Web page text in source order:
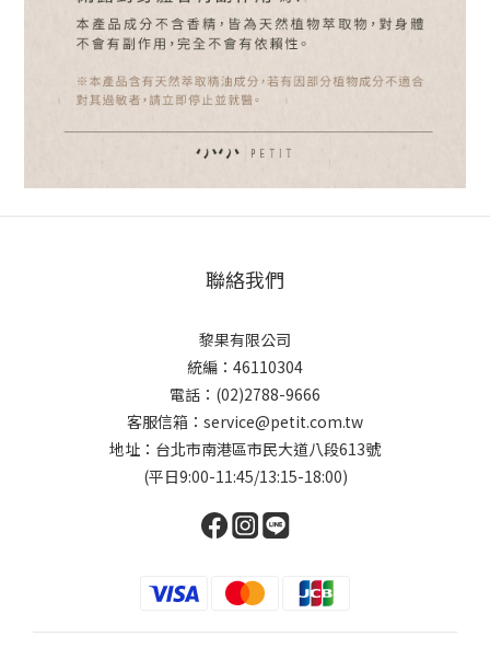
聯絡我們
黎果有限公司
統編：46110304
電話：(02)2788-9666
客服信箱：service@petit.com.tw
地址：台北市南港區市民大道八段613號
(平日9:00-11:45/13:15-18:00)